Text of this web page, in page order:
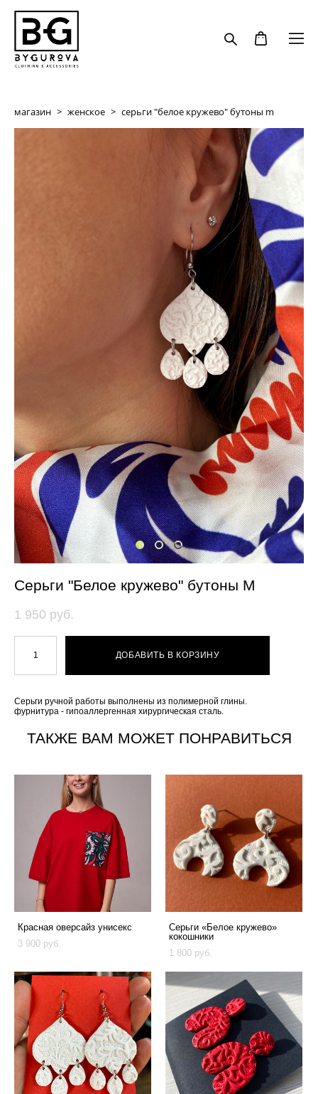
магазин > женское > серьги "белое кружево" бутоны m
Серьги "Белое кружево" бутоны M
1 950 pуб.
ДОБАВИТЬ В КОРЗИНУ
Серьги ручной работы выполнены из полимерной глины.
фурнитура - гипоаллергенная хирургическая сталь.
ТАКЖЕ ВАМ МОЖЕТ ПОНРАВИТЬСЯ
Красная оверсайз унисекс
3 900 pуб.
Серьги «Белое кружево»
кокошники
1 800 pуб.